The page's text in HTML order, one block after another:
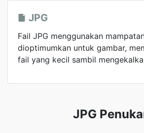
JPG
Fail JPG menggunakan
dioptimumkan untuk gambar,
fail yang kecil sambil
JPG